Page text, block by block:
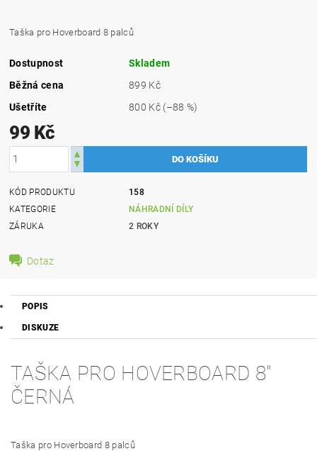
Taška pro Hoverboard 8 palců
Dostupnost
Skladem
Běžná cena
899 Kč
Ušetříte
800 Kč (–88 %)
99 Kč
KÓD PRODUKTU
158
KATEGORIE
NÁHRADNÍ DÍLY
ZÁRUKA
2 ROKY
Dotaz
POPIS
DISKUZE
TAŠKA PRO HOVERBOARD 8"
ČERNÁ
Taška pro Hoverboard 8 palců